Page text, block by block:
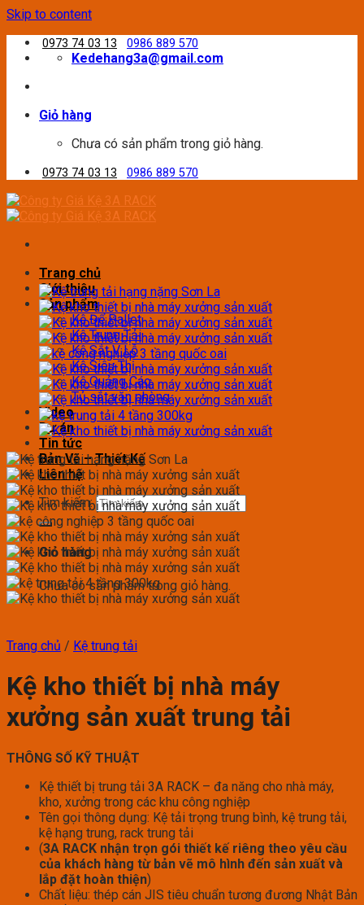
Skip to content
0973 74 03 13 0986 889 570
Kedehang3a@gmail.com
Giỏ hàng
Chưa có sản phẩm trong giỏ hàng.
0973 74 03 13 0986 889 570
Trang chủ
Giới thiệu
Sản phẩm
Kệ Để Pallet
Kệ Trung Tải
Kệ Sắt V Lỗ
Kệ Siêu Thị
Kệ Quảng Cáo
Tủ sắt văn phòng
Video
Dự án
Tin tức
Bản Vẽ – Thiết Kế
Liên hệ
Tìm kiếm:
Giỏ hàng
Chưa có sản phẩm trong giỏ hàng.
Trang chủ / Kệ trung tải
Kệ kho thiết bị nhà máy
xưởng sản xuất trung tải
THÔNG SỐ KỸ THUẬT
Kệ thiết bị trung tải 3A RACK – đa năng cho nhà máy,
kho, xưởng trong các khu công nghiệp
Tên gọi thông dụng: Kệ tải trọng trung bình, kệ trung tải,
kệ hạng trung, rack trung tải
(3A RACK nhận trọn gói thiết kế riêng theo yêu cầu
của khách hàng từ bản vẽ mô hình đến sản xuất và
lắp đặt hoàn thiện)
Chất liệu: thép cán JIS tiêu chuẩn tương đương Nhật Bản